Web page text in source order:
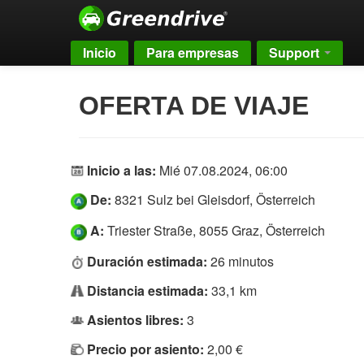
Inicio Para empresas Support
OFERTA DE VIAJE
Inicio a las: Mié 07.08.2024, 06:00
De: 8321 Sulz bei Gleisdorf, Österreich
A: Triester Straße, 8055 Graz, Österreich
Duración estimada: 26 minutos
Distancia estimada: 33,1 km
Asientos libres: 3
Precio por asiento: 2,00 €